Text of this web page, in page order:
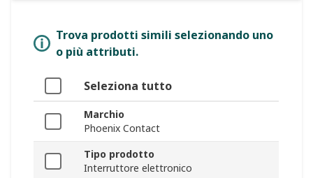
Trova prodotti simili selezionando uno
o più attributi.
Seleziona tutto
Marchio
Phoenix Contact
Tipo prodotto
Interruttore elettronico